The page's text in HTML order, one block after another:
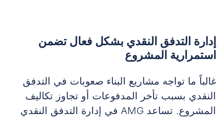
إدارة التدفق النقدي بشكل فعال تضمن
استمرارية المشروع
غالباً ما تواجه مشاريع البناء صعوبات في التدفق
النقدي بسبب تأخر المدفوعات أو تجاوز تكاليف
المشروع. تساعد AMG في إدارة التدفق النقدي